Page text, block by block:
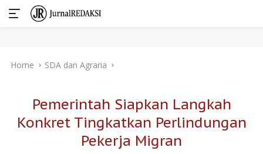
Home SDA dan Agraria
Pemerintah Siapkan Langkah
Konkret Tingkatkan Perlindungan
Pekerja Migran